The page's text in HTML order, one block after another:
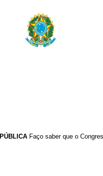
Faço saber que o